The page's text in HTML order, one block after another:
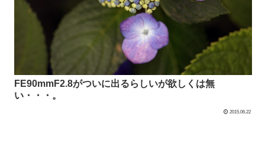
FE90mmF2.8がついに出るらしいが欲しくは無
い・・・。
2015.06.22